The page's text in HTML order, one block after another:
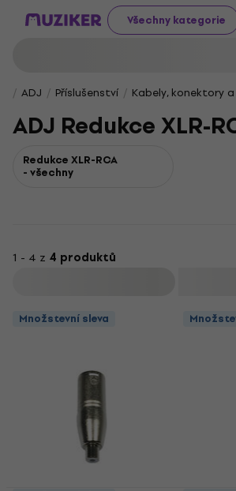
Všechny kategorie
ADJ Příslušenství Kabely, konektory
ADJ Redukce XLR-
Redukce XLR-RCA
- všechny
1 - 4 z 4 produktů
Množstevní sleva